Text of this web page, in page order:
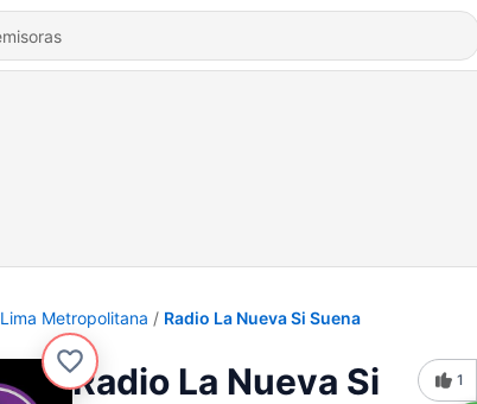
Lima Metropolitana Radio La Nueva Si Suena
Radio La Nueva Si
1